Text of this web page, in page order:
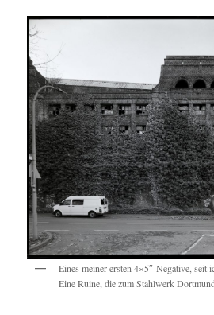
Eines meiner ersten 4×5″-Negative, seit
Eine Ruine, die zum Stahlwerk